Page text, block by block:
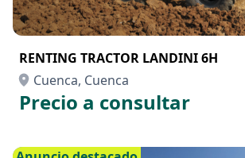
RENTING TRACTOR LANDINI 6H
Cuenca, Cuenca
Precio a consultar